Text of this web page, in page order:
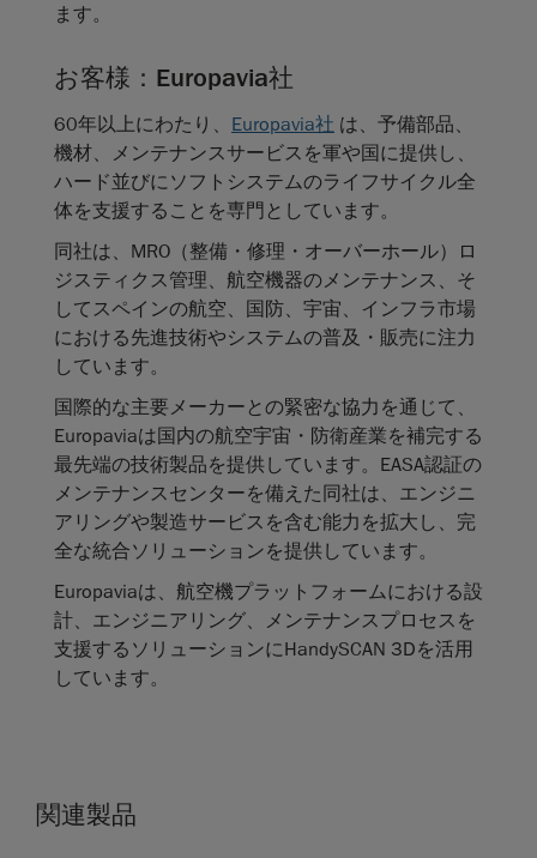
ます。
お客様：Europavia社
60年以上にわたり、 Europavia社 は、予備部品、
機材、メンテナンスサービスを軍や国に提供し、
ハード並びにソフトシステムのライフサイクル全
体を支援することを専門としています。
同社は、MRO（整備・修理・オーバーホール）ロ
ジスティクス管理、航空機器のメンテナンス、そ
してスペインの航空、国防、宇宙、インフラ市場
における先進技術やシステムの普及・販売に注力
しています。
国際的な主要メーカーとの緊密な協力を通じて、
Europaviaは国内の航空宇宙・防衛産業を補完する
最先端の技術製品を提供しています。EASA認証の
メンテナンスセンターを備えた同社は、エンジニ
アリングや製造サービスを含む能力を拡大し、完
全な統合ソリューションを提供しています。
Europaviaは、航空機プラットフォームにおける設
計、エンジニアリング、メンテナンスプロセスを
支援するソリューションにHandySCAN 3Dを活用
しています。
関連製品